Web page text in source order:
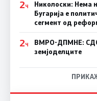
2Ч
Николоски: Нема
Бугарија е
сегмент од
2Ч
ВМРО-ДПМНЕ:
земјоделците